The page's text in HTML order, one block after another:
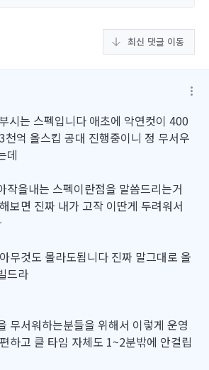
최신 댓글 이동
시는 스펙입니다 애초에 악연컷이 400
천억 올스킵 공대 진행중이니 정 무서우
데
작을내는 스펙이란점을 말씀드리는거
보면 진짜 내가 고작 이딴게 두려워서
무것도 몰라도됩니다 진짜 말그대로 올
드라
무서워하는분들을 위해서 이렇게 운영
하고 클 타임 자체도 1~2분밖에 안걸립